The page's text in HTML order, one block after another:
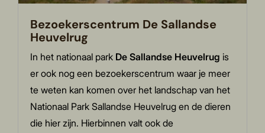
Bezoekerscentrum De Sallandse
Heuvelrug
In het nationaal park De Sallandse Heuvelrug is
er ook nog een bezoekerscentrum waar je meer
te weten kan komen over het landschap van het
Nationaal Park Sallandse Heuvelrug en de dieren
die hier zijn. Hierbinnen valt ook de